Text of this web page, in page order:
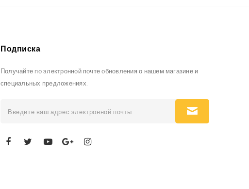
Подписка
Получайте по электронной почте обновления о нашем магазине и
специальных предложениях.